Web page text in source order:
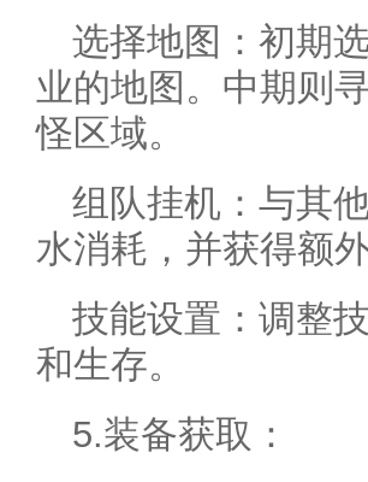
选择地图：初期
业的地图。中期则
怪区域。
组队挂机：与其
水消耗，并获得额
技能设置：调整
和生存。
5.装备获取：